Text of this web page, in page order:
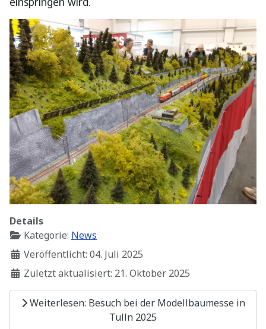
Details
Kategorie: News
Veröffentlicht: 04. Juli 2025
Zuletzt aktualisiert: 21. Oktober 2025
Weiterlesen: Besuch bei der Modellbaumesse in
Tulln 2025